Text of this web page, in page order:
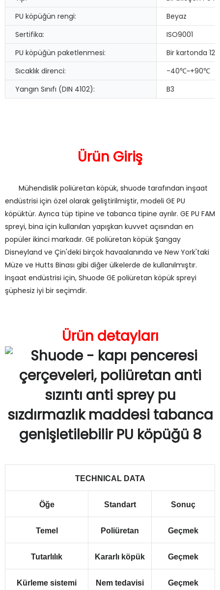
PU köpüğün rengi:
Beyaz
Sertifika:
ISO9001
PU köpüğün paketlenmesi:
Bir kartonda 12
Sıcaklık direnci:
-40℃~+90℃
Yangın Sınıfı (DIN 4102):
B3
Ürün Giriş
Mühendislik poliüretan köpük, shuode tarafından inşaat
endüstrisi için özel olarak geliştirilmiştir, modeli GE PU
köpüktür. Ayrıca tüp tipine ve tabanca tipine ayrılır. GE PU FAM
spreyi, bina için kullanılan yapışkan kuvvet açısından en
popüler ikinci markadır. GE poliüretan köpük Şangay
Disneyland ve Çin'deki birçok havaalanında ve New York'taki
Müze ve Hutts Binası gibi diğer ülkelerde de kullanılmıştır.
İnşaat endüstrisi için, Shuode GE poliüretan köpük spreyi
şüphesiz iyi bir seçimdir.
Ürün detayları
TECHNICAL DATA
Öğe Standart Sonuç
Temel Poliüretan Geçmek
Tutarlılık Kararlı köpük Geçmek
Kürleme sistemi Nem tedavisi Geçmek